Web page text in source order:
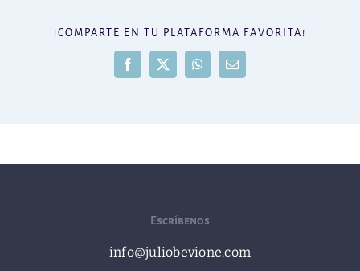
¡COMPARTE EN TU PLATAFORMA FAVORITA!
Facebook
X WhatsAppCorreo
Escríbenos
info@juliobevione.com